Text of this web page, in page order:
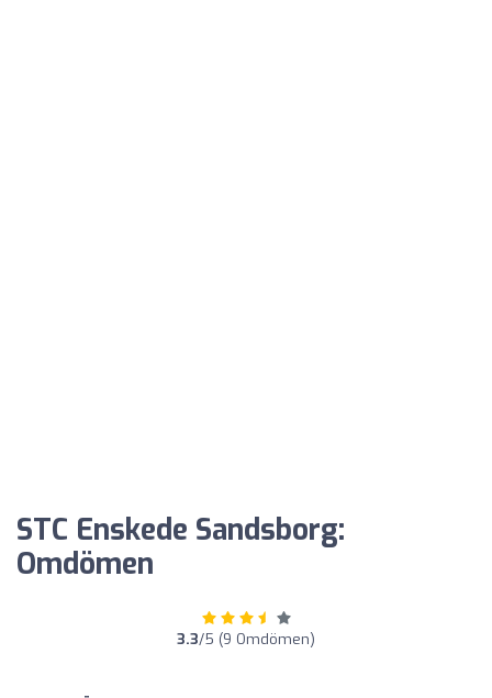
STC Enskede Sandsborg:
Omdömen
3.3/5 (9 Omdömen)